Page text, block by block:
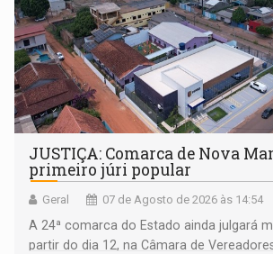
JUSTIÇA: Comarca de Nova
primeiro júri popular
Geral 07 de Agosto de 2026 às 14:54
A 24ª comarca do Estado ainda julgará
partir do dia 12, na Câmara de